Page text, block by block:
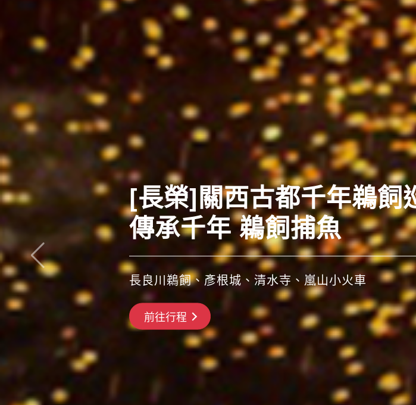
搶先GO
前往行程
東北四大祭典
體驗日本夏日盛大祭典
青森睡魔祭、盛岡颯舞祭、秋田竿燈祭、仙台七夕祭
前往行程
前往行程